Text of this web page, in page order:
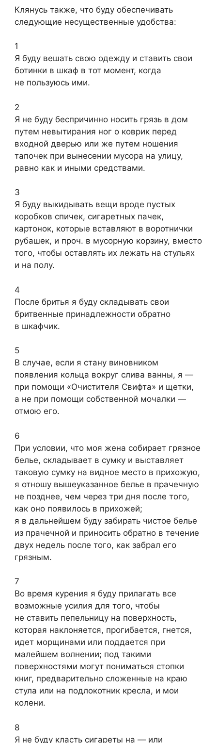
Клянусь также, что буду обеспечивать
следующие несущественные удобства:
1
Я буду вешать свою одежду и ставить свои
ботинки в шкаф в тот момент, когда
не пользуюсь ими.
2
Я не буду беспричинно носить грязь в дом
путем невытирания ног о коврик перед
входной дверью или же путем ношения
тапочек при вынесении мусора на улицу,
равно как и иными средствами.
3
Я буду выкидывать вещи вроде пустых
коробков спичек, сигаретных пачек,
картонок, которые вставляют в воротнички
рубашек, и проч. в мусорную корзину, вместо
того, чтобы оставлять их лежать на стульях
и на полу.
4
После бритья я буду складывать свои
бритвенные принадлежности обратно
в шкафчик.
5
В случае, если я стану виновником
появления кольца вокруг слива ванны, я —
при помощи «Очистителя Свифта» и щетки,
а не при помощи собственной мочалки —
отмою его.
6
При условии, что моя жена собирает грязное
белье, складывает в сумку и выставляет
таковую сумку на видное место в прихожую,
я отношу вышеуказанное белье в прачечную
не позднее, чем через три дня после того,
как оно появилось в прихожей;
я в дальнейшем буду забирать чистое белье
из прачечной и приносить обратно в течение
двух недель после того, как забрал его
грязным.
7
Во время курения я буду прилагать все
возможные усилия для того, чтобы
не ставить пепельницу на поверхность,
которая наклоняется, прогибается, гнется,
идет морщинами или поддается при
малейшем волнении; под такими
поверхностями могут пониматься стопки
книг, предварительно сложенные на краю
стула или на подлокотник кресла, и мои
колени.
8
Я не буду класть сигареты на — или